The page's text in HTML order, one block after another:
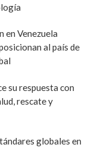
Venezuela
al país de
su respuesta con
rescate y
globales en